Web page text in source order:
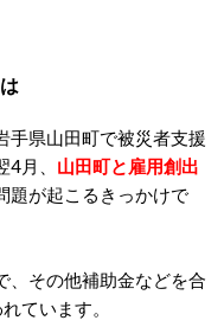
手県山田町で被災者支援
月、 山田町と雇用創出
題が起こるきっかけで
、その他補助金などを合
ています。